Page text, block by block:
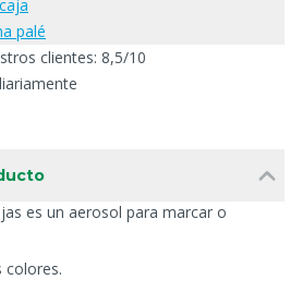
palé
clientes: 8,5/10
es un aerosol para marcar o
colores.